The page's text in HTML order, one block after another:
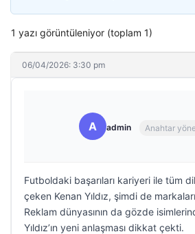
1 yazı görüntüleniyor (toplam 1)
06/04/2026: 3:30 pm
A admin Anahtar
Futboldaki başarıları kariyeri ile tüm
çeken Kenan Yıldız, şimdi de
Reklam dünyasının da gözde
Yıldız’ın yeni anlaşması dikkat çekti.